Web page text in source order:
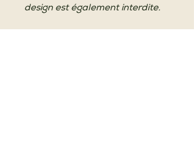
design est également interdite.